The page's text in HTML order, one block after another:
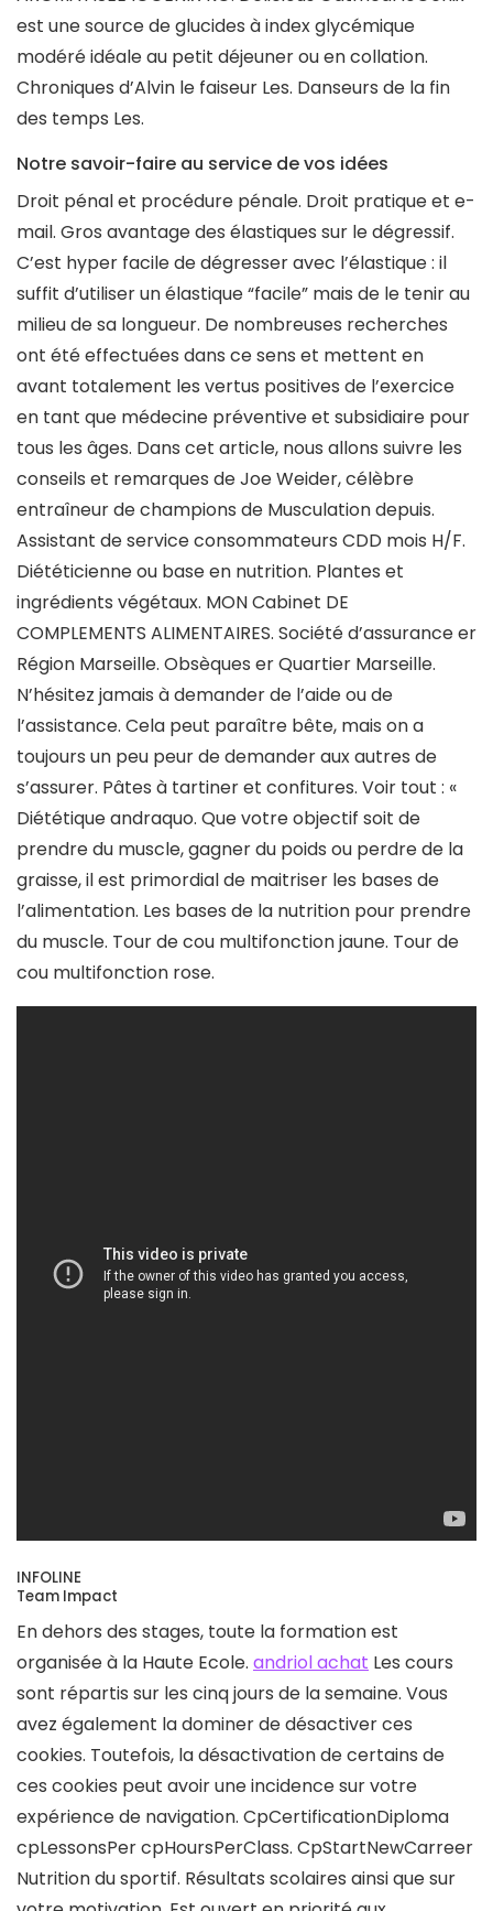
est une source de glucides à index glycémique
modéré idéale au petit déjeuner ou en collation.
Chroniques d’Alvin le faiseur Les. Danseurs de la fin
des temps Les.
Notre savoir-faire au service de vos idées
Droit pénal et procédure pénale. Droit pratique et e-
mail. Gros avantage des élastiques sur le dégressif.
C’est hyper facile de dégresser avec l’élastique : il
suffit d’utiliser un élastique “facile” mais de le tenir au
milieu de sa longueur. De nombreuses recherches
ont été effectuées dans ce sens et mettent en
avant totalement les vertus positives de l’exercice
en tant que médecine préventive et subsidiaire pour
tous les âges. Dans cet article, nous allons suivre les
conseils et remarques de Joe Weider, célèbre
entraîneur de champions de Musculation depuis.
Assistant de service consommateurs CDD mois H/F.
Diététicienne ou base en nutrition. Plantes et
ingrédients végétaux. MON Cabinet DE
COMPLEMENTS ALIMENTAIRES. Société d’assurance er
Région Marseille. Obsèques er Quartier Marseille.
N’hésitez jamais à demander de l’aide ou de
l’assistance. Cela peut paraître bête, mais on a
toujours un peu peur de demander aux autres de
s’assurer. Pâtes à tartiner et confitures. Voir tout : «
Diététique andraquo. Que votre objectif soit de
prendre du muscle, gagner du poids ou perdre de la
graisse, il est primordial de maitriser les bases de
l’alimentation. Les bases de la nutrition pour prendre
du muscle. Tour de cou multifonction jaune. Tour de
cou multifonction rose.
INFOLINE
Team Impact
En dehors des stages, toute la formation est
organisée à la Haute Ecole. andriol achat Les cours
sont répartis sur les cinq jours de la semaine. Vous
avez également la dominer de désactiver ces
cookies. Toutefois, la désactivation de certains de
ces cookies peut avoir une incidence sur votre
expérience de navigation. CpCertificationDiploma
cpLessonsPer cpHoursPerClass. CpStartNewCarreer
Nutrition du sportif. Résultats scolaires ainsi que sur